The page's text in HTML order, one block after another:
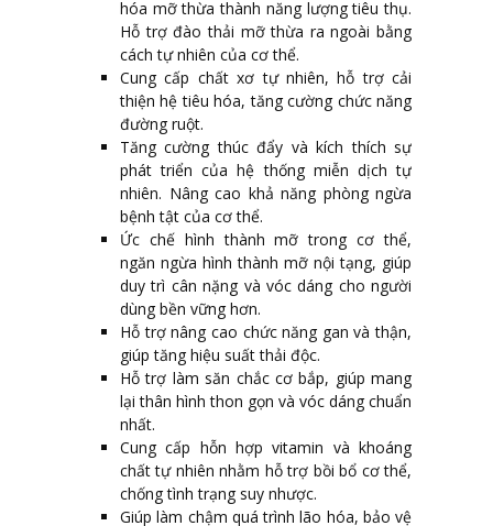
hóa mỡ thừa thành năng lượng tiêu thụ.
Hỗ trợ đào thải mỡ thừa ra ngoài bằng
cách tự nhiên của cơ thể.
Cung cấp chất xơ tự nhiên, hỗ trợ cải
thiện hệ tiêu hóa, tăng cường chức năng
đường ruột.
Tăng cường thúc đẩy và kích thích sự
phát triển của hệ thống miễn dịch tự
nhiên. Nâng cao khả năng phòng ngừa
bệnh tật của cơ thể.
Ức chế hình thành mỡ trong cơ thể,
ngăn ngừa hình thành mỡ nội tạng, giúp
duy trì cân nặng và vóc dáng cho người
dùng bền vững hơn.
Hỗ trợ nâng cao chức năng gan và thận,
giúp tăng hiệu suất thải độc.
Hỗ trợ làm săn chắc cơ bắp, giúp mang
lại thân hình thon gọn và vóc dáng chuẩn
nhất.
Cung cấp hỗn hợp vitamin và khoáng
chất tự nhiên nhằm hỗ trợ bồi bổ cơ thể,
chống tình trạng suy nhược.
Giúp làm chậm quá trình lão hóa, bảo vệ